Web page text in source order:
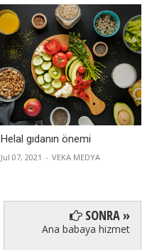
Helal gıdanın önemi
Jul 07, 2021 - VEKA MEDYA
SONRA »
Ana babaya hizmet